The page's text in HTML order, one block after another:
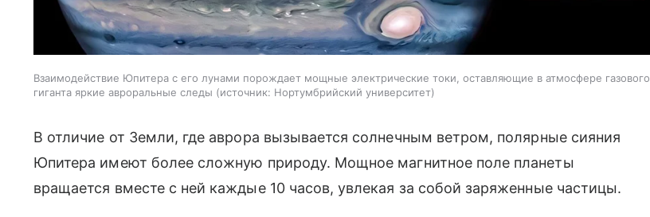
Взаимодействие Юпитера с его лунами порождает мощные электрические токи, оставляющие в атмосфере газового
гиганта яркие авроральные следы
источник: Нортумбрийский университет
В отличие от Земли, где аврора вызывается солнечным ветром, полярные сияния
Юпитера имеют более сложную природу. Мощное магнитное поле планеты
вращается вместе с ней каждые 10 часов, увлекая за собой заряженные частицы.